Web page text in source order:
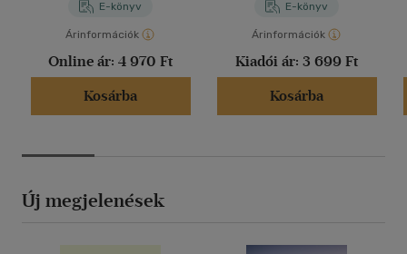
E-könyv
Árinformációk
Online ár: 4 970 Ft
Kosárba
E-könyv
Árinformációk
Kiadói ár: 3 699 Ft
Kosárba
Új megjelenések